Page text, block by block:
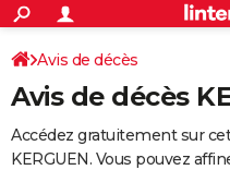
ACTUALITÉS
Politique
Société
Faits Divers
Education
Monde
Villes
+
SPORT
Coupe du monde 2026
Football
Tennis
Cyclisme
Rugby
Forum
Programme TV
TNT
Streaming
Cinéma
Sorties cinéma
Musique
+
FINANCE
Avis de décès
Avis de décès
Accédez gratuitement sur
KERGUEN. Vous pouvez